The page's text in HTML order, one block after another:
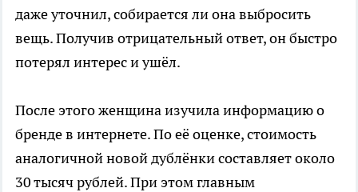
даже уточнил, собирается ли она выбросить
вещь. Получив отрицательный ответ, он быстро
потерял интерес и ушёл.
После этого женщина изучила информацию о
бренде в интернете. По её оценке, стоимость
аналогичной новой дублёнки составляет около
30 тысяч рублей. При этом главным